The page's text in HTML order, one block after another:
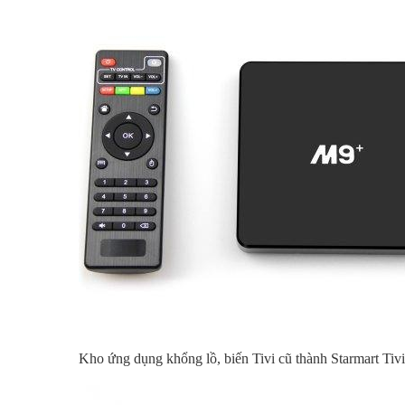
Kho ứng dụng khổng lồ, biến Tivi cũ thành Starmart